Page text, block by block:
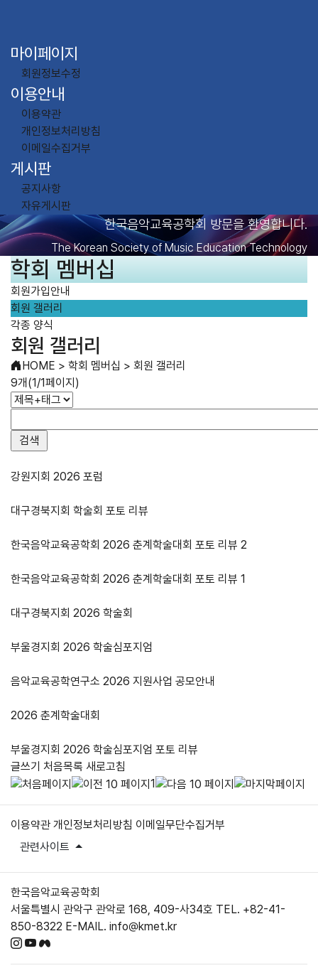
마이페이지
회원정보수정
이용안내
이용약관
개인정보처리방침
이메일수집거부
게시판
공지사항
자유게시판
한국음악교육공학회 방문을 환영합니다.
The Korean Society of Music Education Technology
학회 멤버십
회원가입안내
회원 갤러리
각종 양식
회원 갤러리
HOME > 학회 멤버십 > 회원 갤러리
9개(1/1페이지)
강원지회 2026 포럼
대구경북지회 학술회 포토 리뷰
한국음악교육공학회 2026 춘계학술대회 포토 리뷰 2
한국음악교육공학회 2026 춘계학술대회 포토 리뷰 1
대구경북지회 2026 학술회
부울경지회 2026 학술심포지엄
음악교육공학연구소 2026 지원사업 공모안내
2026 춘계학술대회
부울경지회 2026 학술심포지엄 포토 리뷰
글쓰기 처음목록 새로고침
1
이용약관 개인정보처리방침 이메일무단수집거부
관련사이트
한국음악교육공학회
서울특별시 관악구 관악로 168, 409-사34호 TEL. +82-41-
850-8322 E-MAIL. info@kmet.kr